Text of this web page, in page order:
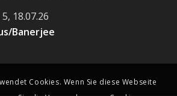
18.07.26
Banerjee
Cookies. Wenn Sie diese Webseite